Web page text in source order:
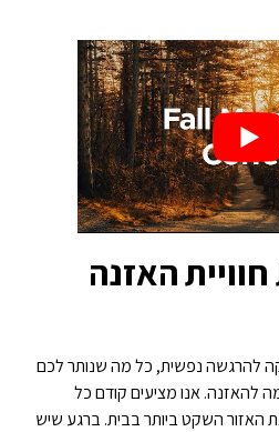
האזנה
להרגשה נפשית, כל מה שנותר לכם
להאזנה. אנו מציעים קודם כל
האזור השקט ביותר בבית. ברגע שיש